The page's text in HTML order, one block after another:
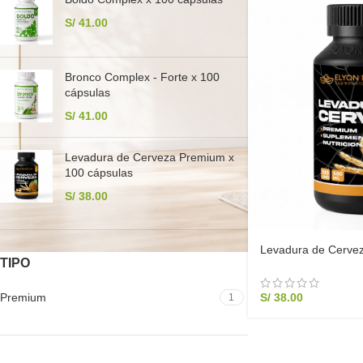
S/ 41.00
Bronco Complex - Forte x 100
cápsulas
S/ 41.00
Levadura de Cerveza Premium x
100 cápsulas
S/ 38.00
TIPO
Premium 1
Levadura de
S/38.00